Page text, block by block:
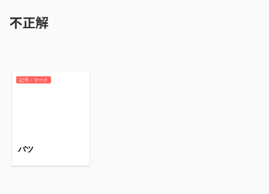
不正解
記号・マーク
バツ